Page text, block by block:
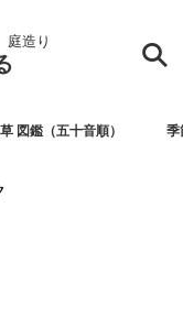
庭造り
図鑑（五十音順） 季